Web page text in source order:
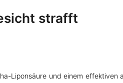
strafft
Liponsäure und einem effektiven